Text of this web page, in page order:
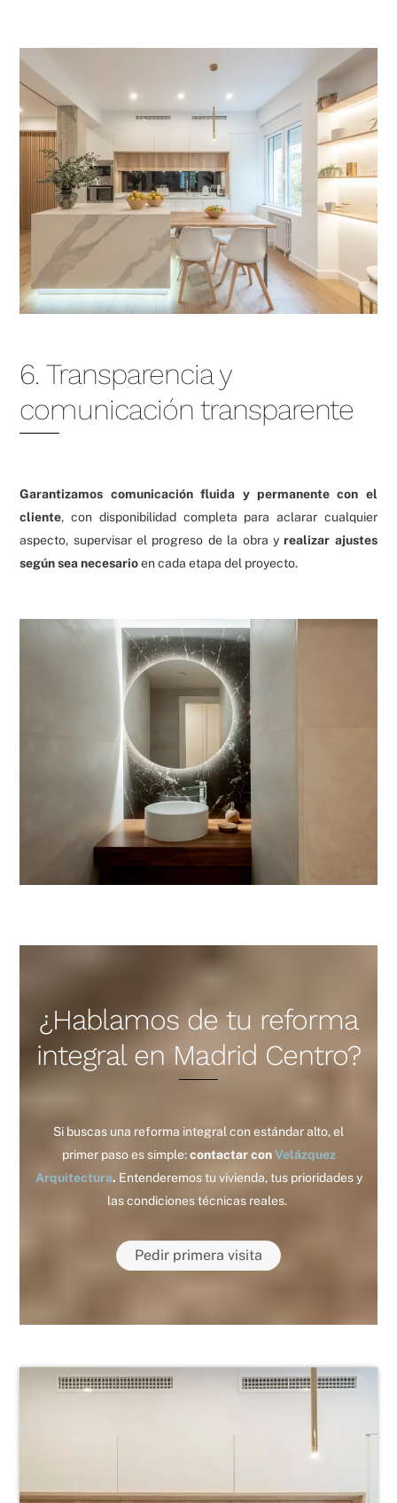
6. Transparencia y
comunicación transparente
Garantizamos comunicación fluida y permanente con el
cliente, con disponibilidad completa para aclarar cualquier
aspecto, supervisar el progreso de la obra yrealizar ajustes
según sea necesarioen cada etapa del proyecto.
¿Hablamos de tu reforma
integral en Madrid Centro?
Si buscas una reforma integral con estándar alto, el
primer paso es simple:contactar conVelázquez
Arquitectura. Entenderemos tu vivienda, tus prioridades y
las condiciones técnicas reales.
Pedir primera visita